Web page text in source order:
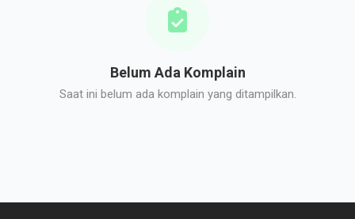
Belum Ada Komplain
Saat ini belum ada komplain yang ditampilkan.